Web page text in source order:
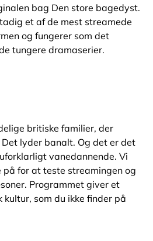
bag Den store bagedyst.
et af de mest streamede
og fungerer som det
tungere dramaserier.
britiske familier, der
lyder banalt. Og det er det
vanedannende. Vi
på for at teste streamingen og
Programmet giver et
som du ikke finder på